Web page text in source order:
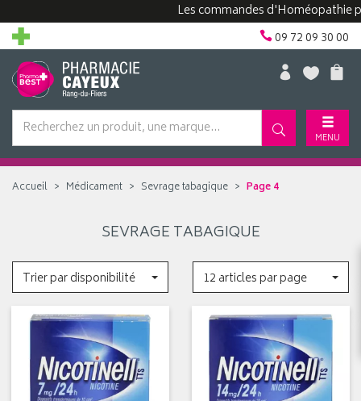
Les commandes d'Homéopathie
09 72 09 30 00
MENU
Accueil Médicament Sevrage tabagique Page 4
SEVRAGE TABAGIQUE
Trier par disponibilité 12 articles par page